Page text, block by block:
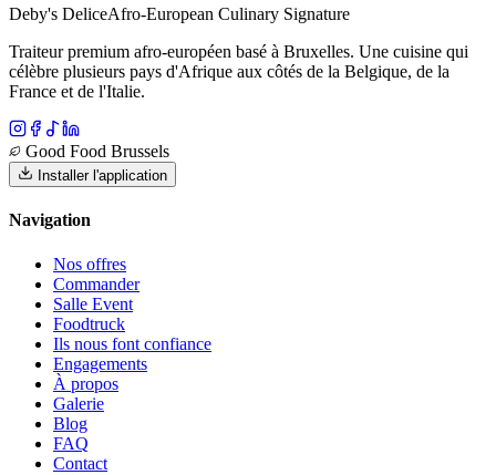
Deby's DeliceAfro-European Culinary Signature
Traiteur premium afro-européen basé à Bruxelles. Une cuisine qui
célèbre plusieurs pays d'Afrique aux côtés de la Belgique, de la
France et de l'Italie.
Good Food Brussels
Installer l'application
Navigation
Nos offres
Commander
Salle Event
Foodtruck
Ils nous font confiance
Engagements
À propos
Galerie
Blog
FAQ
Contact